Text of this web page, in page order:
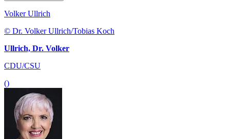
Volker Ullrich
© Dr. Volker Ullrich/Tobias Koch
Ullrich, Dr. Volker
CDU/CSU
()